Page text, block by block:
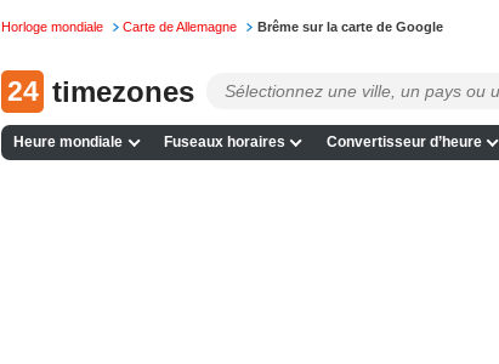
Horloge mondiale Carte de Allemagne Brême sur la carte de Google
24 timezones
Heure mondiale Fuseaux horaires Convertisseur d’heure